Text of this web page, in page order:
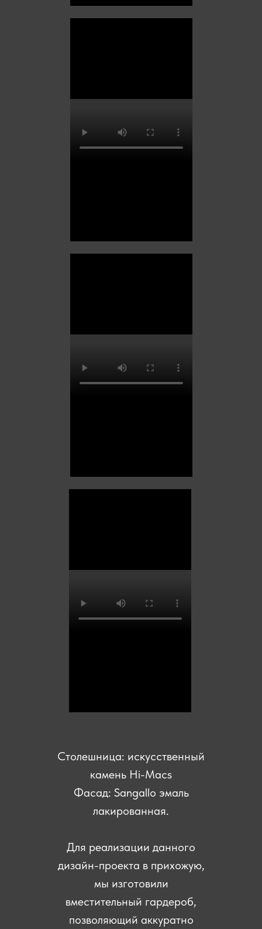
Столешница: искусственный
камень Hi-Macs
Фасад: Sangallo эмаль
лакированная.
Для реализации данного
дизайн-проекта в прихожую,
мы изготовили
вместительный гардероб,
позволяющий аккуратно